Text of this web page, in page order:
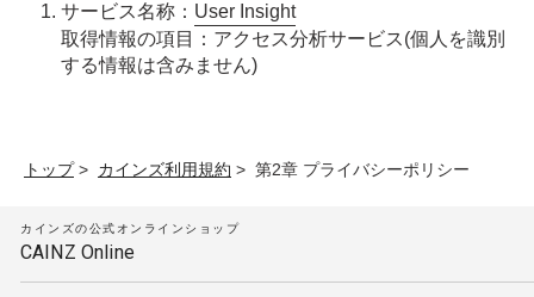
サービス名称： User Insight
取得情報の項目：アクセス分析サービス(個人を識別
する情報は含みません)
トップ > カインズ利用規約 > 第2章 プライバシーポリシー
カインズの公式オンラインショップ
CAINZ Online